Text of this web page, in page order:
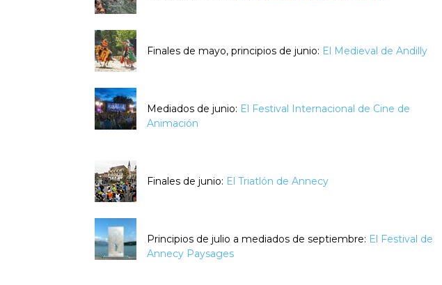
Finales de mayo, principios de junio: El Medieval de Andilly
Mediados de junio: El Festival Internacional de Cine de
Animación
Finales de junio: El Triatlón de Annecy
Principios de julio a mediados de septiembre: El Festival de
Annecy Paysages